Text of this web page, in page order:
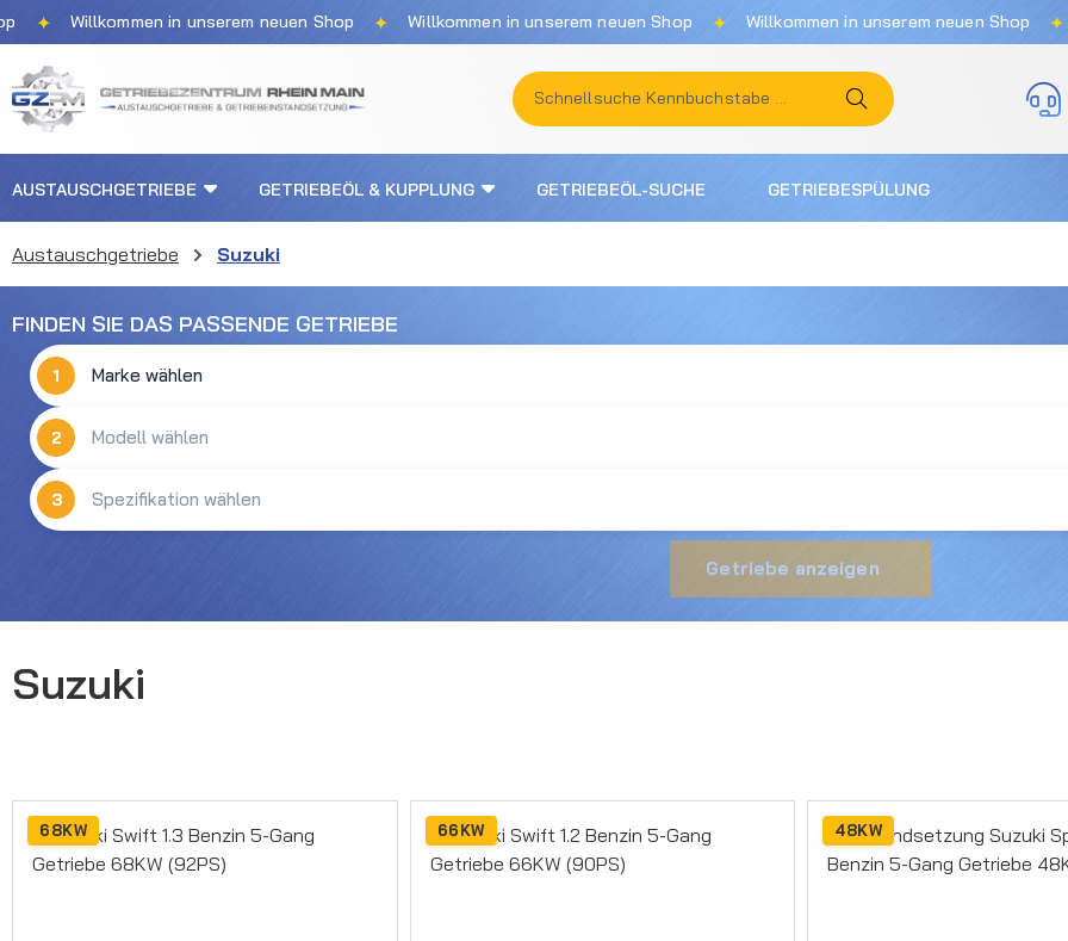
Hauptinhalt springen
Zur Suche springen
Zur Hauptnavigation springen
Willkommen in unserem neuen Shop ✦ Willkommen in unserem neuen Shop ✦ Willkommen in unserem neuen Shop ✦
AUSTAUSCHGETRIEBE GETRIEBEÖL & KUPPLUNG GETRIEBEÖL-SUCHE GETRIEBESPÜLUNG
Austauschgetriebe Suzuki
FINDEN SIE DAS PASSENDE GETRIEBE
1
2
3
Getriebe anzeigen
Suzuki
68KW 66KW 48KW